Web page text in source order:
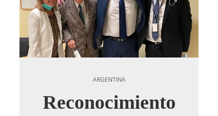
ARGENTINA
Reconocimiento